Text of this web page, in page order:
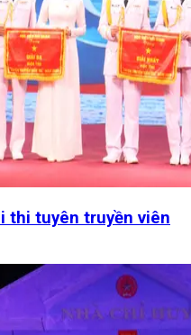
thi tuyên truyền viên